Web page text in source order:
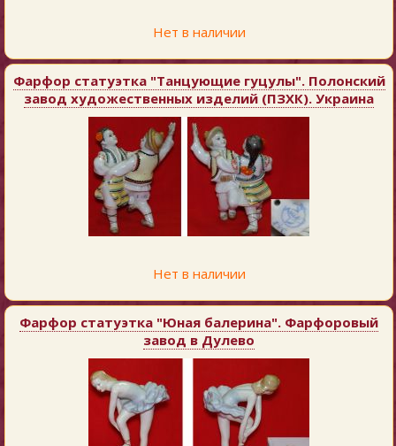
Нет в наличии
Фарфор статуэтка "Танцующие гуцулы". Полонский
завод художественных изделий (ПЗХК). Украина
Нет в наличии
Фарфор статуэтка "Юная балерина". Фарфоровый
завод в Дулево